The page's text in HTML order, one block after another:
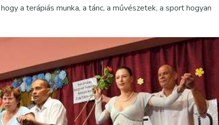
a terápiás munka, a tánc, a művészetek, a sport hogyan